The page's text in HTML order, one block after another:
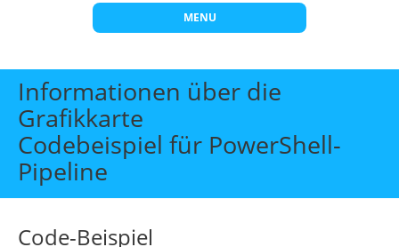
MENU
Start
Themen
Beratung
Offene Seminare
Wissen
Informationen über die
Grafikkarte
Codebeispiel für PowerShell-
Pipeline
Code-Beispiel